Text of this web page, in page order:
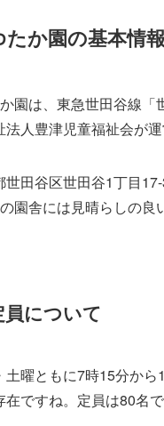
か園の基本情報
園は、東急世田谷線
人豊津児童福祉会が
世田谷区世田谷1丁目
園舎には見晴らしの
について
土曜ともに7時15分か
ですね。定員は80名